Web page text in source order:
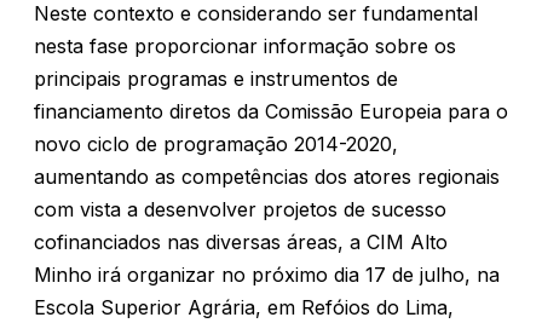
Neste contexto e considerando ser fundamental
nesta fase proporcionar informação sobre os
principais programas e instrumentos de
financiamento diretos da Comissão Europeia para o
novo ciclo de programação 2014-2020,
aumentando as competências dos atores regionais
com vista a desenvolver projetos de sucesso
cofinanciados nas diversas áreas, a CIM Alto
Minho irá organizar no próximo dia 17 de julho, na
Escola Superior Agrária, em Refóios do Lima,